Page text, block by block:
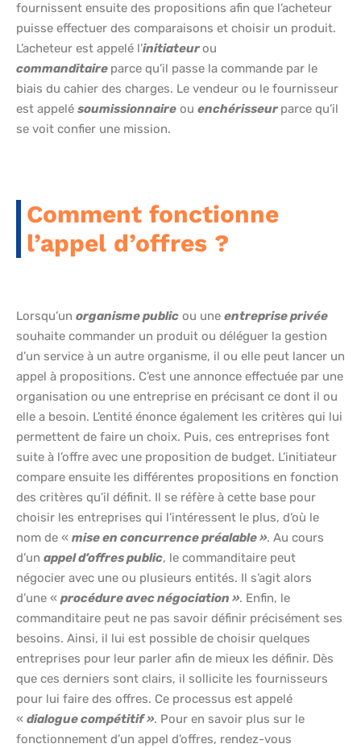
fournissent ensuite des propositions afin que l’acheteur
puisse effectuer des comparaisons et choisir un produit.
L’acheteur est appelé l’initiateurou
commanditaire parce qu’il passe la commande par le
biais du cahier des charges. Le vendeur ou le fournisseur
est appelé soumissionnaire ou enchérisseur parce qu’il
se voit confier une mission.
Comment fonctionne
l’appel d’offres ?
Lorsqu’un organisme public ou une entreprise privée
souhaite commander un produit ou déléguer la gestion
d’un service à un autre organisme, il ou elle peut lancer un
appel à propositions. C’est une annonce effectuée par une
organisation ou une entreprise en précisant ce dont il ou
elle a besoin. L’entité énonce également les critères qui lui
permettent de faire un choix. Puis, ces entreprises font
suite à l’offre avec une proposition de budget. L’initiateur
compare ensuite les différentes propositions en fonction
des critères qu’il définit. Il se réfère à cette base pour
choisir les entreprises qui l’intéressent le plus, d’où le
nom de « mise en concurrence préalable ». Au cours
d’un appel d’offres public, le commanditaire peut
négocier avec une ou plusieurs entités. Il s’agit alors
d’une « procédure avec négociation ». Enfin, le
commanditaire peut ne pas savoir définir précisément ses
besoins. Ainsi, il lui est possible de choisir quelques
entreprises pour leur parler afin de mieux les définir. Dès
que ces derniers sont clairs, il sollicite les fournisseurs
pour lui faire des offres. Ce processus est appelé
« dialogue compétitif ». Pour en savoir plus sur le
fonctionnement d’un appel d’offres, rendez-vous